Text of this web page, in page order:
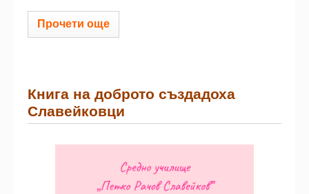
Прочети още
Книга на доброто създадоха
Славейковци